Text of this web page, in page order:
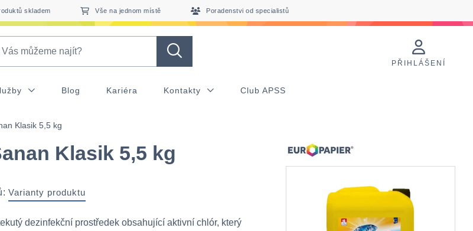
skladem Vše na jednom místě Poradenstvi od specialistů
PŘIHLÁŠENÍ
Blog Kariéra Kontakty Club APSS
Klasik 5,5 kg
Klasik 5,5 kg
Varianty produktu
dezinfekční prostředek obsahující aktivní chlór, který